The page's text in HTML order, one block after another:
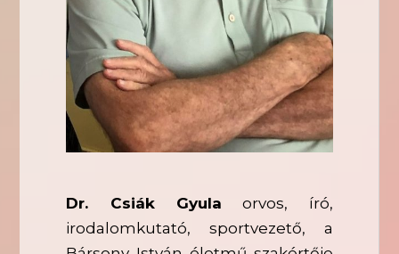
Dr. Csiák Gyula orvos, író,
irodalomkutató, sportvezető, a